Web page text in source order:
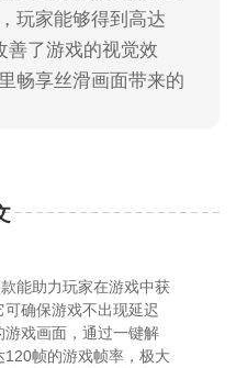
玩家能够得到高达
善了游戏的视觉效
畅享丝滑画面带来的
能助力玩家在游戏中获
确保游戏不出现延迟
戏画面，通过一键解
帧的游戏帧率，极大